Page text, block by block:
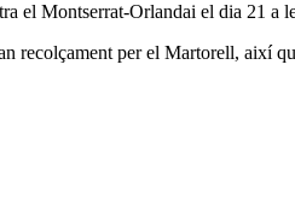
el Montserrat-Orlandai el dia 21 a
recolçament per el Martorell, així